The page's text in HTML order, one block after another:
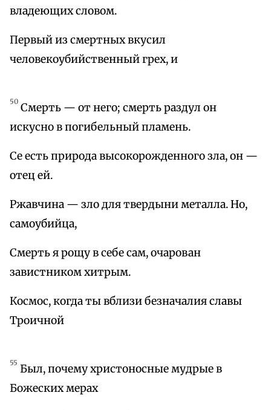
владеющих словом.
Первый из смертных вкусил
человекоубийственный грех, и
50 Смерть — от него; смерть раздул он
искусно в погибельный пламень.
Се есть природа высокорожденного зла, он —
отец ей.
Ржавчина — зло для твердыни металла. Но,
самоубийца,
Смерть я рощу в себе сам, очарован
завистником хитрым.
Космос, когда ты вблизи безначалия славы
Троичной
55 Был, почему христоносные мудрые в
Божеских мерах